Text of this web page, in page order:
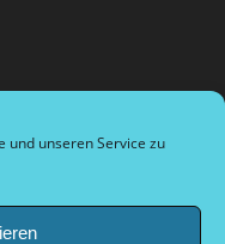
und unseren Service zu
et de loisirs
ville